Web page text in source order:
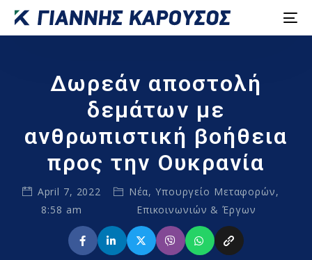
Δωρεάν αποστολή
δεμάτων με
ανθρωπιστική βοήθεια
προς την Ουκρανία
April 7, 2022
8:58 am
Νέα,Υπουργείο Μεταφορών,
Επικοινωνιών & Έργων